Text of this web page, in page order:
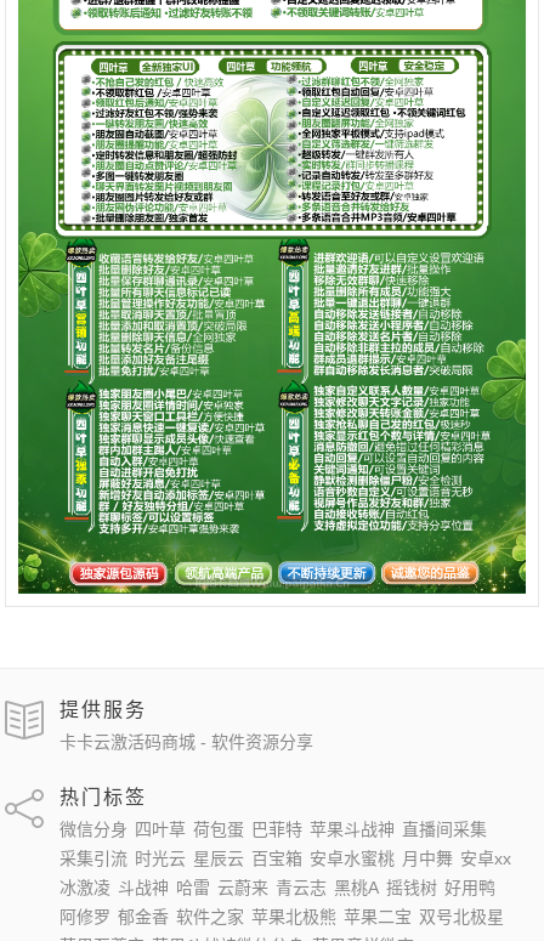
提供服务
卡卡云激活码商城 - 软件资源分享
热门标签
微信分身 四叶草 荷包蛋 巴菲特 苹果斗战神 直播间采集
采集引流 时光云 星辰云 百宝箱 安卓水蜜桃 月中舞 安卓xx
冰激凌 斗战神 哈雷 云蔚来 青云志 黑桃A 摇钱树 好用鸭
阿修罗 郁金香 软件之家 苹果北极熊 苹果二宝 双号北极星